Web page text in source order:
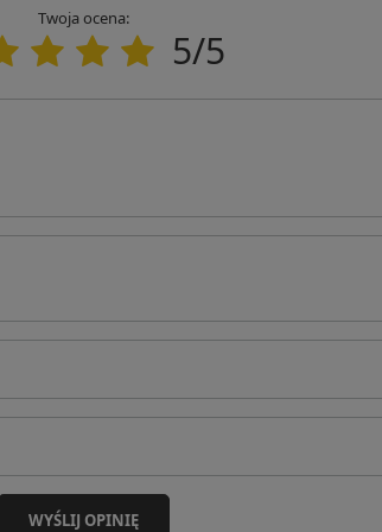
przez Ciebie towaru w
Twoja ocena:
5/5
WYŚLIJ OPINIĘ